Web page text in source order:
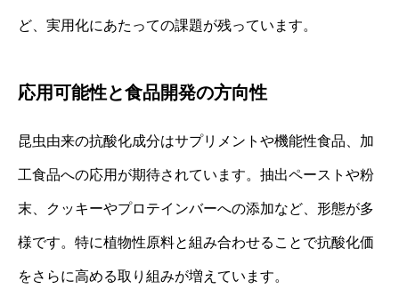
ど、実用化にあたっての課題が残っています。
応用可能性と食品開発の方向性
昆虫由来の抗酸化成分はサプリメントや機能性食品、加
工食品への応用が期待されています。抽出ペーストや粉
末、クッキーやプロテインバーへの添加など、形態が多
様です。特に植物性原料と組み合わせることで抗酸化価
をさらに高める取り組みが増えています。